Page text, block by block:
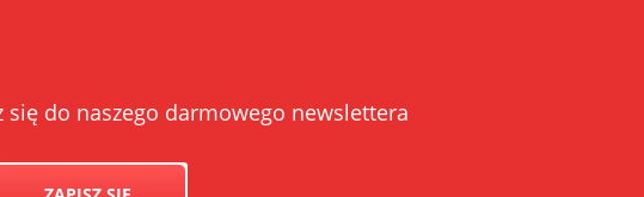
się do naszego darmowego newslettera